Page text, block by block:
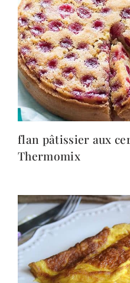
flan pâtissier aux
Thermomix